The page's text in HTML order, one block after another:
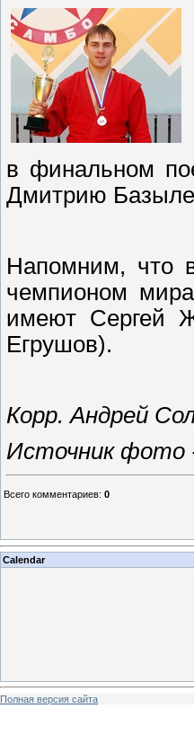
в финальном
Дмитрию
Напомним, что
чемпионом
имеют Сергей
Егрушов).
Корр. Андрей
Источник фото
Всего комментариев: 0
Calendar
Полная версия сайта